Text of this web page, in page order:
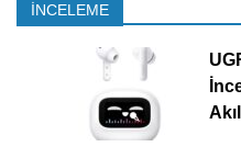
İNCELEME